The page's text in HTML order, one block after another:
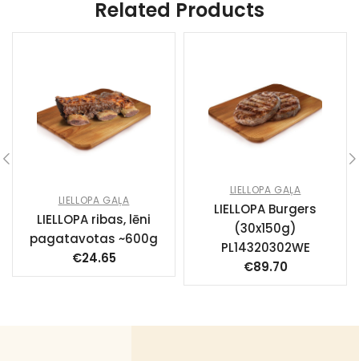
Related Products
LIELLOPA GAĻA
LIELLOPA ribas, lēni
pagatavotas ~600g
€24.65
LIELLOPA GAĻA
LIELLOPA Burgers
(30x150g)
PL14320302WE
€89.70